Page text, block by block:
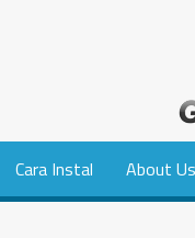
Cara Instal About Us